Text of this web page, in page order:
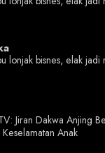
lonjak bisnes, elak jadi
Jiran Dakwa Anjing
Anak